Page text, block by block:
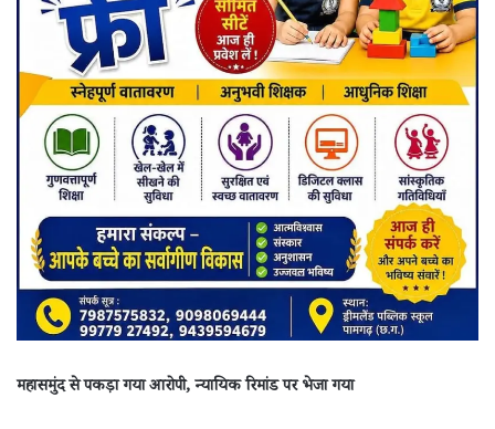
महासमुंद से पकड़ा गया आरोपी, न्यायिक रिमांड पर भेजा गया